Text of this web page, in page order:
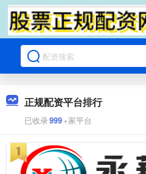
正规配资平台排行
已收录999+家平台